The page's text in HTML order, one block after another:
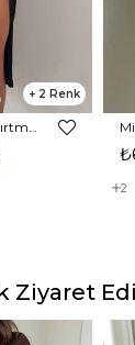
2
2
Ziyaret